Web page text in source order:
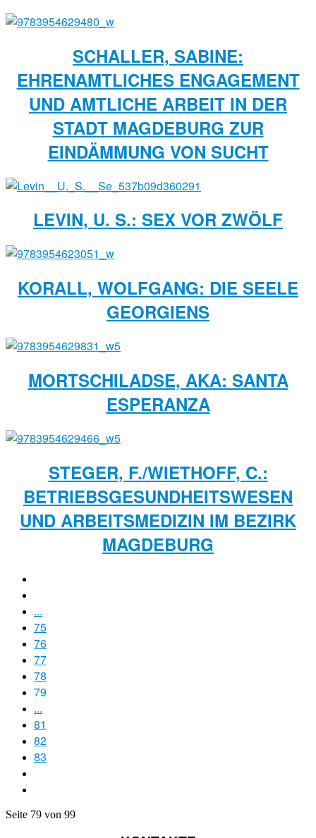
SCHALLER, SABINE:
EHRENAMTLICHES ENGAGEMENT
UND AMTLICHE ARBEIT IN DER
STADT MAGDE­BURG ZUR
EINDÄMMUNG VON SUCHT
LEVIN, U. S.: SEX VOR ZWÖLF
KORALL, WOLFGANG: DIE SEELE
GEORGIENS
MORTSCHILADSE, AKA: SANTA
ESPERANZA
STEGER, F./WIETHOFF, C.:
BETRIEBSGESUNDHEITSWESEN
UND ARBEITSMEDIZIN IM BEZIRK
MAGDEBURG
...
75
76
77
78
79
...
81
82
83
Seite 79 von 99